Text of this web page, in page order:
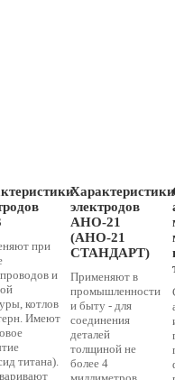
при
и
котлов
Имеют
титана).
Характеристики
электродов
АНО-21
(АНО-21
СТАНДАРТ)
Применяют в
промышленности
и быту - для
соединения
деталей
толщиной не
более 4